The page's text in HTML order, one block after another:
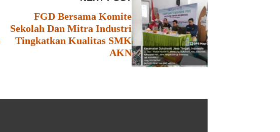
FGD Bersama Komite
Sekolah Dan Mitra Industri
Tingkatkan Kualitas SMK
AKN